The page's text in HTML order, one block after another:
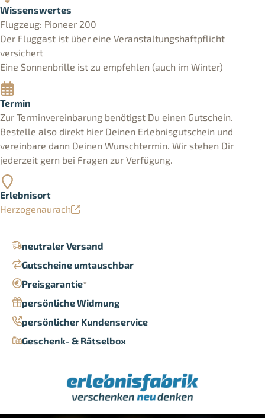
neutraler Versand
Gutscheine umtauschbar
Preisgarantie*
persönliche Widmung
persönlicher Kundenservice
Geschenk- & Rätselbox
Wissenswertes
Flugzeug: Pioneer 200
Der Fluggast ist über eine Veranstaltungshaftpflicht
versichert
Eine Sonnenbrille ist zu empfehlen (auch im Winter)
Termin
Zur Terminvereinbarung benötigst Du einen Gutschein.
Bestelle also direkt hier Deinen Erlebnisgutschein und
vereinbare dann Deinen Wunschtermin. Wir stehen Dir
jederzeit gern bei Fragen zur Verfügung.
Erlebnisort
Herzogenaurach